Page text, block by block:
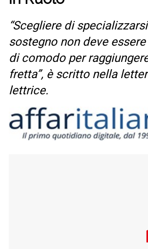
“Scegliere di
sostegno non deve
di comodo per
fretta”, è scritto nella
lettrice.